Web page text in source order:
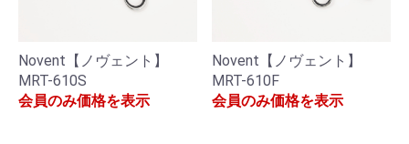
Novent【ノヴェント】
MRT-610S
会員のみ価格を表示
Novent【ノヴェント】
MRT-610F
会員のみ価格を表示